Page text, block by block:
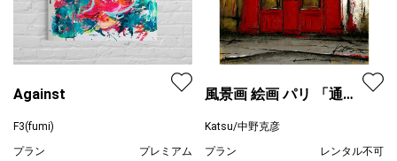
Against
F3(fumi)
プラン
プレミアム
風景画 絵画 パリ 「通り
Katsu/中野克彦
プラン
レンタル不可